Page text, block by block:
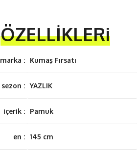
ÖZELLİKLERi
marka : Kumaş Fırsatı
sezon : YAZLIK
içerik : Pamuk
en : 145 cm